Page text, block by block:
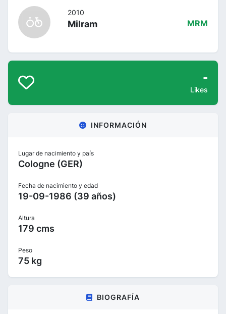
2010
Milram MRM
-
Likes
INFORMACIÓN
Lugar de nacimiento y país
Cologne (GER)
Fecha de nacimiento y edad
19-09-1986 (39 años)
Altura
179 cms
Peso
75 kg
BIOGRAFÍA